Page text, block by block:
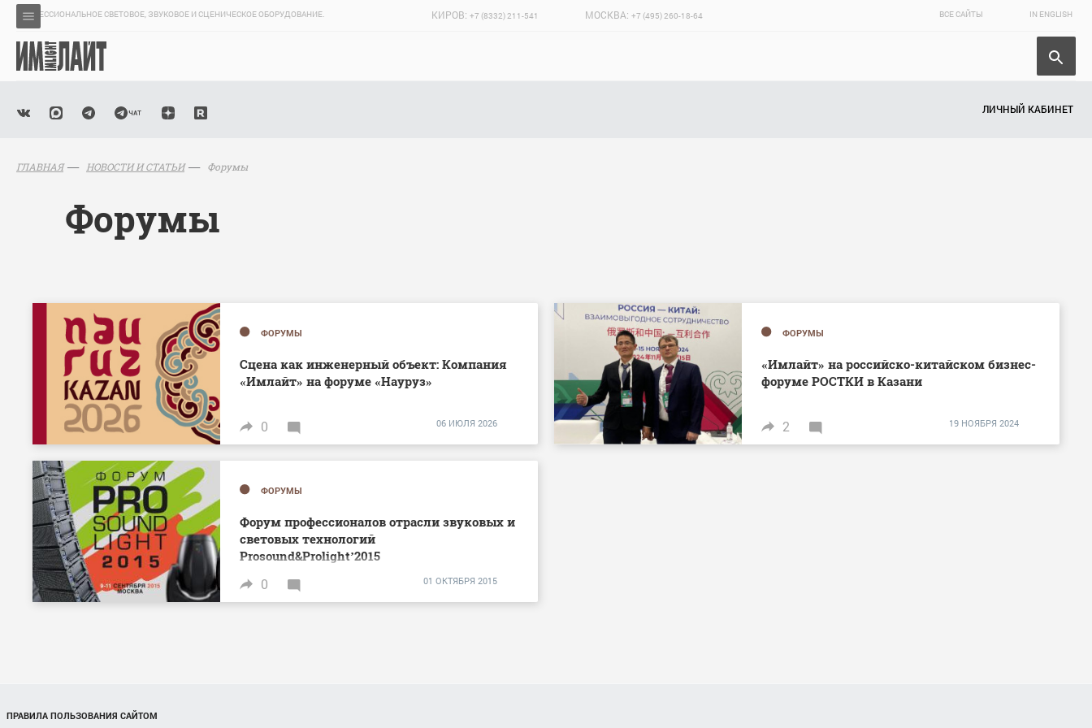
ПРОФЕССИОНАЛЬНОЕ СВЕТОВОЕ, ЗВУКОВОЕ И СЦЕНИЧЕСКОЕ ОБОРУДОВАНИЕ. КИРОВ: +7 (8332) 211-541 МОСКВА: +7 (495) 260-18-64 ВСЕ САЙТЫ IN ENGLISH
ЛИЧНЫЙ КАБИНЕТ
ГЛАВНАЯ НОВОСТИ И СТАТЬИ Форумы
Форумы
ФОРУМЫ
Сцена как инженерный объект: Компания
«Имлайт» на форуме «Науруз»
0 06 ИЮЛЯ 2026
ФОРУМЫ
Форум профессионалов отрасли звуковых и
световых технологий
Prosound&Prolight’2015
0 01 ОКТЯБРЯ 2015
ФОРУМЫ
«Имлайт» на российско-китайском бизнес-
форуме РОСТКИ в Казани
2 19 НОЯБРЯ 2024
ПРАВИЛА ПОЛЬЗОВАНИЯ САЙТОМ